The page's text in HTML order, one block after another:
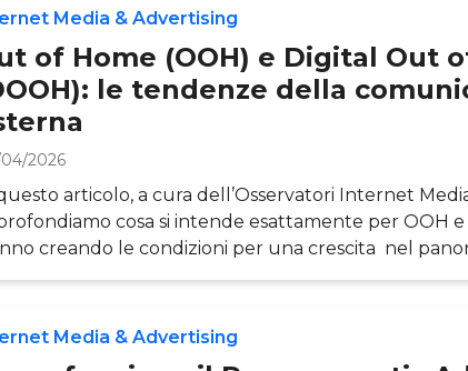
Media & Advertising
of Home (OOH) e Digital Out
le tendenze della
2026
articolo, a cura dell’Osservatori Internet
cosa si intende esattamente per OOH
creando le condizioni per una crescita nel
è il settore dell’Advertising che si occupa
strumenti pubblicitari che incontriamo durante
Media & Advertising